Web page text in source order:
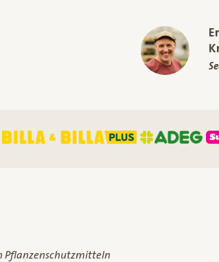
Pflanzenschutzmitteln